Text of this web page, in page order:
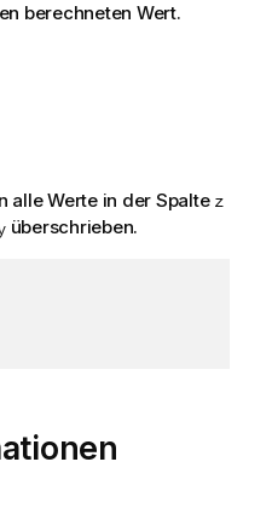
berechneten Wert.
alle Werte in der Spalte z
überschrieben.